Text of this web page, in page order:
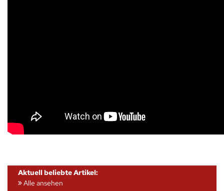
Aktuell beliebte Artikel:
Alle ansehen